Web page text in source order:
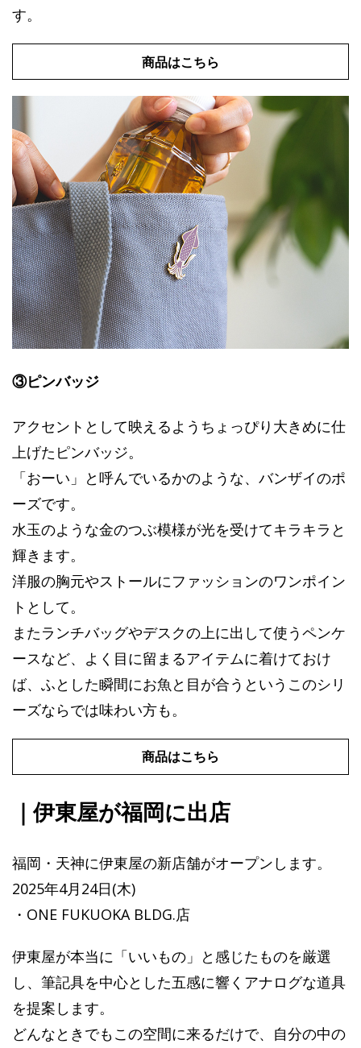
す。
商品はこちら
③ピンバッジ
アクセントとして映えるようちょっぴり大きめに仕
上げたピンバッジ。
「おーい」と呼んでいるかのような、バンザイのポ
ーズです。
水玉のような金のつぶ模様が光を受けてキラキラと
輝きます。
洋服の胸元やストールにファッションのワンポイン
トとして。
またランチバッグやデスクの上に出して使うペンケ
ースなど、よく目に留まるアイテムに着けておけ
ば、ふとした瞬間にお魚と目が合うというこのシリ
ーズならでは味わい方も。
商品はこちら
｜伊東屋が福岡に出店
福岡・天神に伊東屋の新店舗がオープンします。
2025年4月24日(木)
・ONE FUKUOKA BLDG.店
伊東屋が本当に「いいもの」と感じたものを厳選
し、筆記具を中心とした五感に響くアナログな道具
を提案します。
どんなときでもこの空間に来るだけで、自分の中の